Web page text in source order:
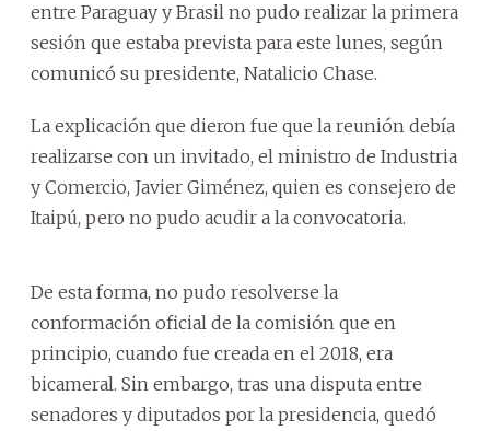
entre Paraguay y Brasil no pudo realizar la primera
sesión que estaba prevista para este lunes, según
comunicó su presidente, Natalicio Chase.
La explicación que dieron fue que la reunión debía
realizarse con un invitado, el ministro de Industria
y Comercio, Javier Giménez, quien es consejero de
Itaipú, pero no pudo acudir a la convocatoria.
De esta forma, no pudo resolverse la
conformación oficial de la comisión que en
principio, cuando fue creada en el 2018, era
bicameral. Sin embargo, tras una disputa entre
senadores y diputados por la presidencia, quedó